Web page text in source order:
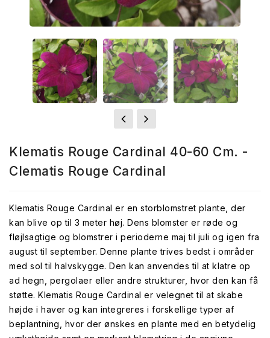
Klematis Rouge Cardinal 40-60 Cm. -
Clematis Rouge Cardinal
Klematis Rouge Cardinal er en storblomstret plante, der
kan blive op til 3 meter høj. Dens blomster er røde og
fløjlsagtige og blomstrer i perioderne maj til juli og igen fra
august til september. Denne plante trives bedst i områder
med sol til halvskygge. Den kan anvendes til at klatre op
ad hegn, pergolaer eller andre strukturer, hvor den kan få
støtte. Klematis Rouge Cardinal er velegnet til at skabe
højde i haver og kan integreres i forskellige typer af
beplantning, hvor der ønskes en plante med en betydelig